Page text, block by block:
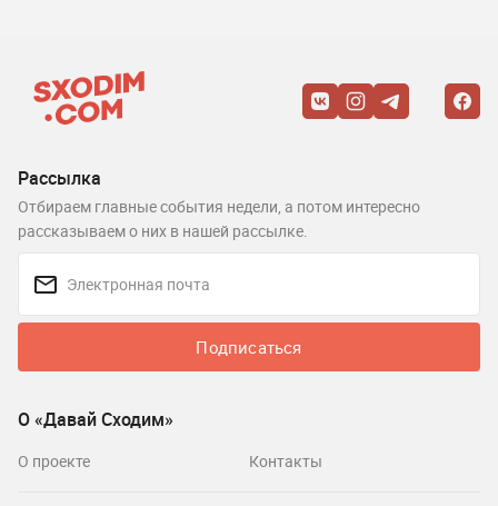
Рассылка
Отбираем главные события недели, а потом интересно
рассказываем о них в нашей рассылке.
Подписаться
О «Давай Сходим»
О проекте Контакты